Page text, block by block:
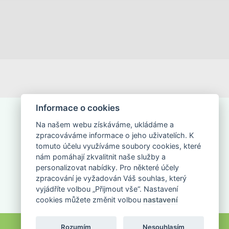
NAPIŠTE NÁM
Informace o cookies
Na našem webu získáváme, ukládáme a
zpracováváme informace o jeho uživatelích. K
tomuto účelu využíváme soubory cookies, které
nám pomáhají zkvalitnit naše služby a
personalizovat nabídky. Pro některé účely
zpracování je vyžadován Váš souhlas, který
vyjádříte volbou „Přijmout vše“. Nastavení
cookies můžete změnit volbou nastavení
Rozumím Nesouhlasím